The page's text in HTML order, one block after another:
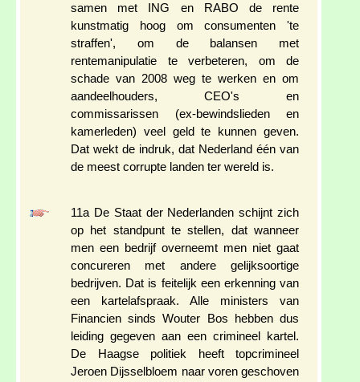
samen met ING en RABO de rente
kunstmatig hoog om consumenten 'te
straffen', om de balansen met
rentemanipulatie te verbeteren, om de
schade van 2008 weg te werken en om
aandeelhouders, CEO's en
commissarissen (ex-bewindslieden en
kamerleden) veel geld te kunnen geven.
Dat wekt de indruk, dat Nederland één van
de meest corrupte landen ter wereld is.
11a De Staat der Nederlanden schijnt zich
op het standpunt te stellen, dat wanneer
men een bedrijf overneemt men niet gaat
concureren met andere gelijksoortige
bedrijven. Dat is feitelijk een erkenning van
een kartelafspraak. Alle ministers van
Financien sinds Wouter Bos hebben dus
leiding gegeven aan een crimineel kartel.
De Haagse politiek heeft topcrimineel
Jeroen Dijsselbloem naar voren geschoven